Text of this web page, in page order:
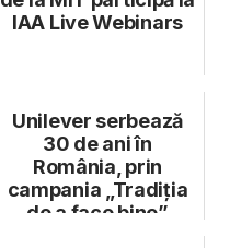
IAA Live Webinars
Unilever serbează
30 de ani în
România, prin
campania „Tradiția
de a face bine”